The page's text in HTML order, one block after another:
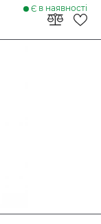
Є в наявності